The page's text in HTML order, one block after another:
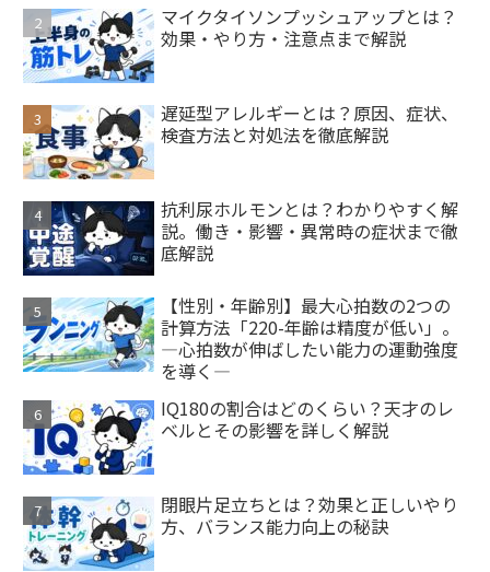
マイクタイソンプッシュアップとは？
効果・やり方・注意点まで解説
遅延型アレルギーとは？原因、症状、
検査方法と対処法を徹底解説
抗利尿ホルモンとは？わかりやすく解
説。働き・影響・異常時の症状まで徹
底解説
【性別・年齢別】最大心拍数の2つの
計算方法「220-年齢は精度が低い」。
―心拍数が伸ばしたい能力の運動強度
を導く―
IQ180の割合はどのくらい？天才のレ
ベルとその影響を詳しく解説
閉眼片足立ちとは？効果と正しいやり
方、バランス能力向上の秘訣